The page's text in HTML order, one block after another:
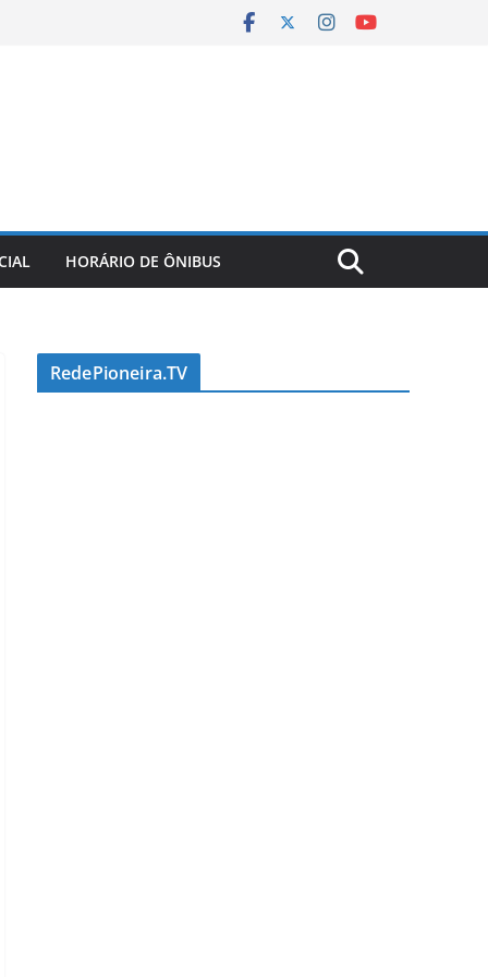
HORÁRIO DE ÔNIBUS
RedePioneira.TV